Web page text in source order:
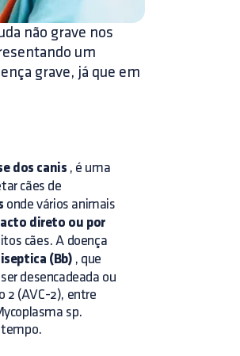
não grave nos
um
grave, já que em
dos canis , é uma
cães de
onde vários animais
direto ou por
cães. A doença
(Bb) , que
desencadeada ou
2 (AVC-2), entre
sp.
tempo.